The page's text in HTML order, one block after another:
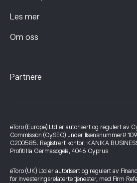
Les mer
Om oss
Partnere
eToro (Europe) Ltd er autorisert og regulert av
Commission (CySEC) under lisensnummer#
C200585. Registrert kontor: KANIKA
Profiti Ilia Germasogeia, 4046 Cyprus
eToro (UK) Ltd er autorisert og regulert av
for investeringsrelaterte tjenester, med Firm